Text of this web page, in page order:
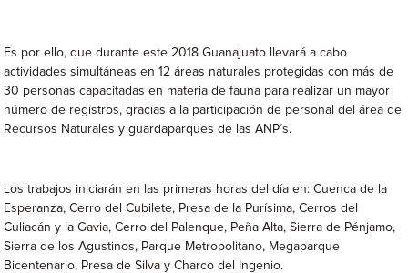
Es por ello, que durante este 2018 Guanajuato llevará a cabo
actividades simultáneas en 12 áreas naturales protegidas con más de
30 personas capacitadas en materia de fauna para realizar un mayor
número de registros, gracias a la participación de personal del área de
Recursos Naturales y guardaparques de las ANP´s.
Los trabajos iniciarán en las primeras horas del día en: Cuenca de la
Esperanza, Cerro del Cubilete, Presa de la Purísima, Cerros del
Culiacán y la Gavia, Cerro del Palenque, Peña Alta, Sierra de Pénjamo,
Sierra de los Agustinos, Parque Metropolitano, Megaparque
Bicentenario, Presa de Silva y Charco del Ingenio.